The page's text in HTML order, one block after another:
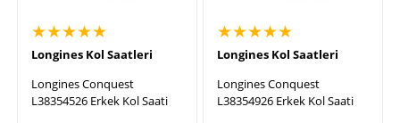
★★★★★
Longines Kol Saatleri
Longines Conquest
L38354526 Erkek Kol Saati
★★★★★
Longines Kol Saatleri
Longines Conquest
L38354926 Erkek Kol Saati